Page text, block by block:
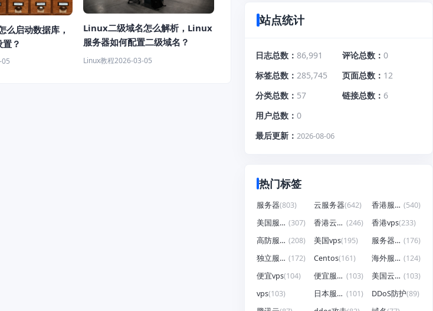
启动数据库，
？
Linux二级域名怎么解析，Linux
服务器如何配置二级域名？
Linux教程2026-03-05
站点统计
日志总数 86,991 评论总数
0
标签总数
285,745 页面总数
12
分类总数
57 链接总数
6
用户总数
0
最后更新
2026-08-06
热门标签
服务器(803) 云服务器(642) 香港服务器 (540)
美国服务器 (307) 香港云服务器 (246) 香港vps(233)
高防服务器 (208) 美国vps(195) 服务器租用 (176)
独立服务器 (172) Centos(161) 海外服务器 (124)
便宜vps(104) 便宜服务器 (103) 美国云服务器 (103)
vps(103) 日本服务器 (101) DDoS防护(89)